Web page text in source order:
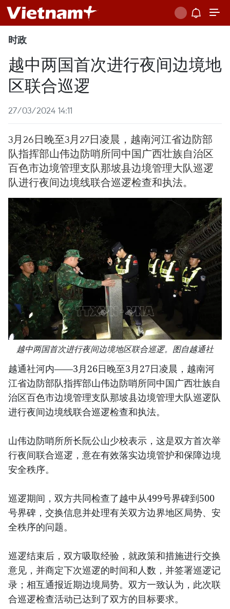
时政
越中两国首次进行夜间边境地
区联合巡逻
27/03/2024 14:11
3月26日晚至3月27日凌晨，越南河江省边防部
队指挥部山伟边防哨所同中国广西壮族自治区
百色市边境管理支队那坡县边境管理大队巡逻
队进行夜间边境线联合巡逻检查和执法。
越中两国首次进行夜间边境地区联合巡逻。图自越通社
越通社河内——3月26日晚至3月27日凌晨，越南河
江省边防部队指挥部山伟边防哨所同中国广西壮族自
治区百色市边境管理支队那坡县边境管理大队巡逻队
进行夜间边境线联合巡逻检查和执法。
山伟边防哨所所长阮公山少校表示，这是双方首次举
行夜间联合巡逻，意在有效落实边境管护和保障边境
安全秩序。
巡逻期间，双方共同检查了越中从499号界碑到500
号界碑，交换信息并处理有关双方边界地区局势、安
全秩序的问题。
巡逻结束后，双方吸取经验，就政策和措施进行交换
意见，并商定下次巡逻的时间和人数，并签署巡逻记
录；相互通报近期边境局势。双方一致认为，此次联
合巡逻检查活动已达到了双方的目标要求。